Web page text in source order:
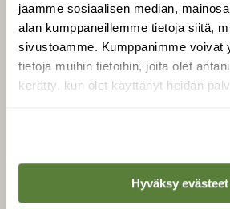
jaamme sosiaalisen median,
alan kumppaneillemme tietoja siitä,
sivustoamme. Kumppanimme voivat
tietoja muihin tietoihin, joita olet
kerätty, kun olet käyttänyt heidän
Hyväksy evästeet
Uusin
Tilaa
Tilaa
Äänestä